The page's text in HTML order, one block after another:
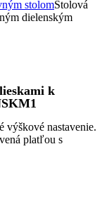
stolomStolová
dielenským
k
výškové nastavenie.
platľou s